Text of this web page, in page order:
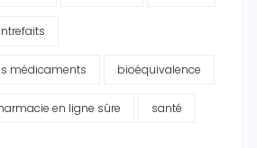
médicaments bioéquivalence
en ligne sûre santé